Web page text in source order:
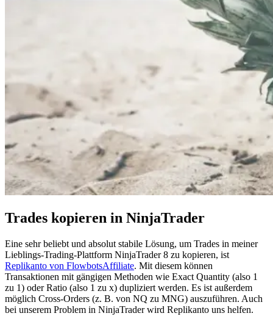
Trades kopieren in NinjaTrader
Eine sehr beliebt und absolut stabile Lösung, um Trades in meiner
Lieblings-Trading-Plattform NinjaTrader 8 zu kopieren, ist
Replikanto von FlowbotsAffiliate. Mit diesem können
Transaktionen mit gängigen Methoden wie Exact Quantity (also 1
zu 1) oder Ratio (also 1 zu x) dupliziert werden. Es ist außerdem
möglich Cross-Orders (z. B. von NQ zu MNG) auszuführen. Auch
bei unserem Problem in NinjaTrader wird Replikanto uns helfen.